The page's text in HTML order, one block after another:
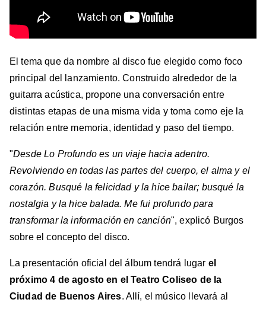
El tema que da nombre al disco fue elegido como foco
principal del lanzamiento. Construido alrededor de la
guitarra acústica, propone una conversación entre
distintas etapas de una misma vida y toma como eje la
relación entre memoria, identidad y paso del tiempo.
"Desde Lo Profundo es un viaje hacia adentro.
Revolviendo en todas las partes del cuerpo, el alma y el
corazón. Busqué la felicidad y la hice bailar; busqué la
nostalgia y la hice balada. Me fui profundo para
transformar la información en canción", explicó Burgos
sobre el concepto del disco.
La presentación oficial del álbum tendrá lugar el
próximo 4 de agosto en el Teatro Coliseo de la
Ciudad de Buenos Aires. Allí, el músico llevará al